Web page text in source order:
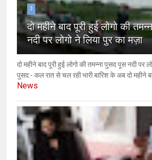
3
दो महीने बाद पूरी हुई लोगो की
नदी पर लोगो ने लिया पुर का मज़ा
दो महीने बाद पूरी हुई लोगो की तमन्ना पुसद पूस नदी पर
पुसद:- कल रात से चल रही भारी बारिश के अब दो महीने
News